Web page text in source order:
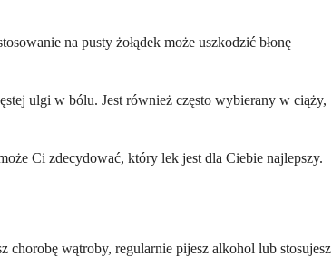
na pusty żołądek może uszkodzić błonę
ulgi w bólu. Jest również często wybierany w ciąży,
Ci zdecydować, który lek jest dla Ciebie najlepszy.
chorobę wątroby, regularnie pijesz alkohol lub stosujesz